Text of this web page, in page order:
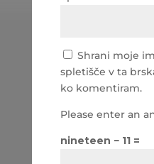
Shrani moje
spletišče v ta
ko komentiram.
Please enter an
nineteen − 11 =